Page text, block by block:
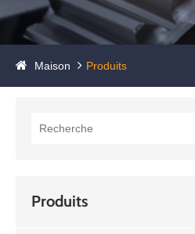
Maison Produits
Produits